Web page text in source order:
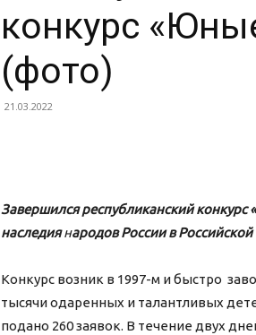
конкурс
(фото)
21.03.2022
Завершился республиканский конкурс
наследиянародов России в
Конкурс возник в 1997-м и быстро
тысячи одаренных и талантливых
подано 260 заявок. В течение двух